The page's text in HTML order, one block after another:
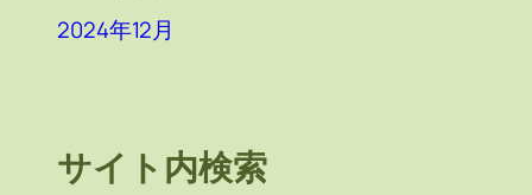
2024年12月
サイト内検索